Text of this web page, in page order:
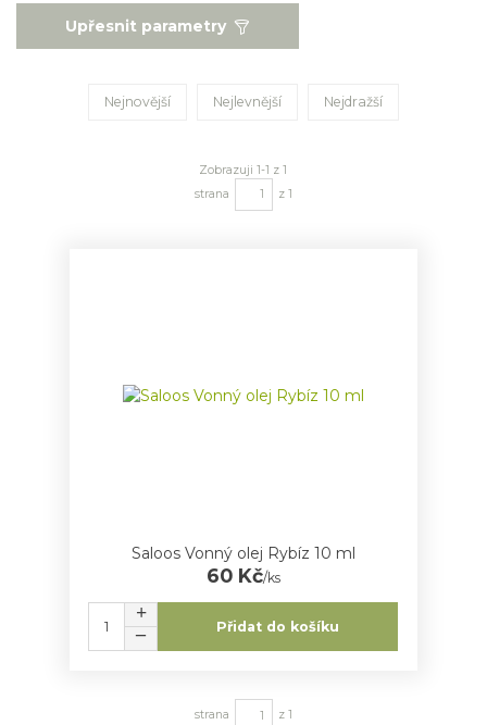
Upřesnit parametry
Nejnovější Nejlevnější Nejdražší
Zobrazuji 1-1 z 1
strana
z 1
Saloos Vonný olej Rybíz 10 ml
60 Kč/ks
Přidat do košíku
strana z 1